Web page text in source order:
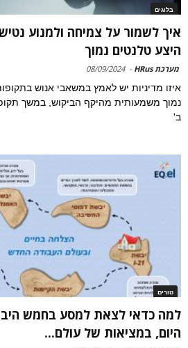
בלוגים
איך לשמור על צמיחה ולמנוע
היצע טלנטים נמוך
מערכת HRus -
08/09/2024
איזו מדיניות יש לאמץ במשאבי אנוש
נמוך משמעותית מהיקף הביקוש, במשך
ב'
טורים
למה כדאי לצאת למסע בחמש
היום, במציאות של עולם...